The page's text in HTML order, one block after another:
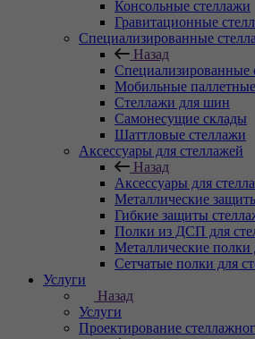
Консольные стеллажи
Гравитационные
Специализированные
Назад
Специализированные
Мобильные
Стеллажи для шин
Самонесущие склады
Шаттловые стеллажи
Аксессуары для стеллажей
Назад
Аксессуары для
Металлические
Гибкие защиты
Полки из ДСП для
Металлические полки
Сетчатые полки для
Услуги
Назад
Услуги
Проектирование